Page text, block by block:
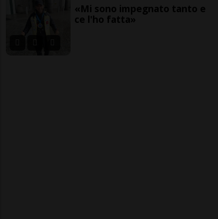
«Mi sono impegnato tanto e
ce l'ho fatta»